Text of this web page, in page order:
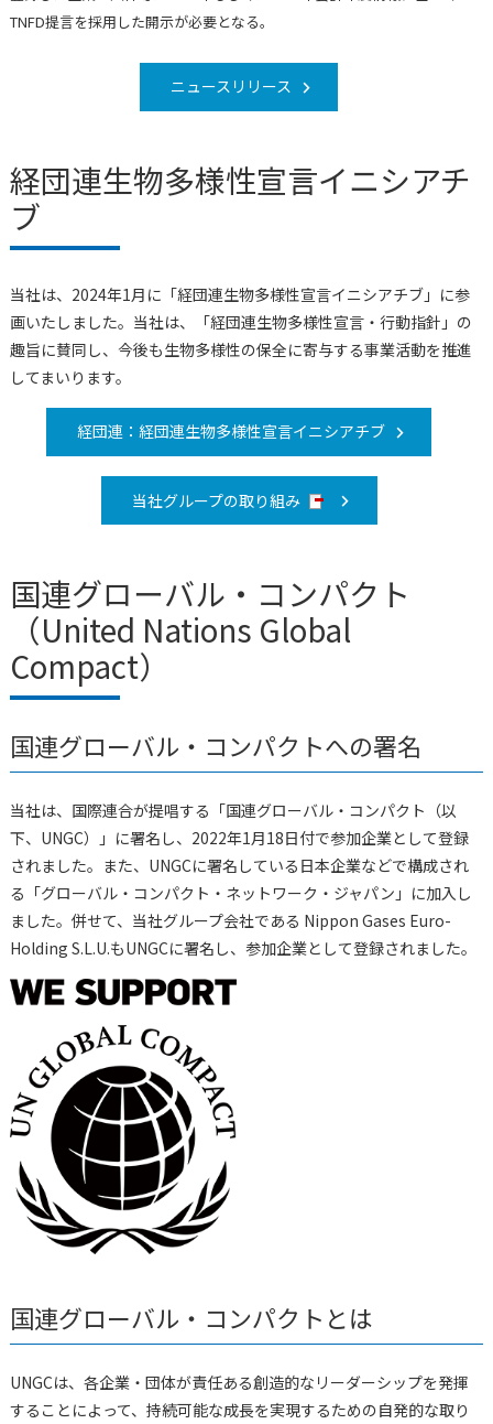
TNFD提言を採用した開示が必要となる。
ニュースリリース
経団連生物多様性宣言イニシアチ
ブ
当社は、2024年1月に「経団連生物多様性宣言イニシアチブ」に参
画いたしました。当社は、「経団連生物多様性宣言・行動指針」の
趣旨に賛同し、今後も生物多様性の保全に寄与する事業活動を推進
してまいります。
経団連：経団連生物多様性宣言イニシアチブ
当社グループの取り組み
国連グローバル・コンパクト
（United Nations Global
Compact）
国連グローバル・コンパクトへの署名
当社は、国際連合が提唱する「国連グローバル・コンパクト（以
下、UNGC）」に署名し、2022年1月18日付で参加企業として登録
されました。また、UNGCに署名している日本企業などで構成され
る「グローバル・コンパクト・ネットワーク・ジャパン」に加入し
ました。併せて、当社グループ会社である Nippon Gases Euro-
Holding S.L.U.もUNGCに署名し、参加企業として登録されました。
国連グローバル・コンパクトとは
UNGCは、各企業・団体が責任ある創造的なリーダーシップを発揮
することによって、持続可能な成長を実現するための自発的な取り